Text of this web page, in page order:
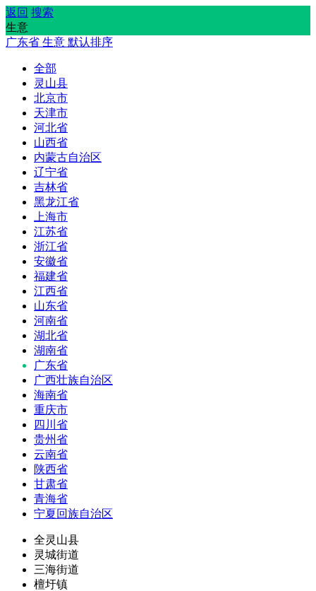
返回 搜索
生意
广东省 生意 默认排序
全部
灵山县
北京市
天津市
河北省
山西省
内蒙古自治区
辽宁省
吉林省
黑龙江省
上海市
江苏省
浙江省
安徽省
福建省
江西省
山东省
河南省
湖北省
湖南省
广东省
广西壮族自治区
海南省
重庆市
四川省
贵州省
云南省
陕西省
甘肃省
青海省
宁夏回族自治区
全灵山县
灵城街道
三海街道
檀圩镇